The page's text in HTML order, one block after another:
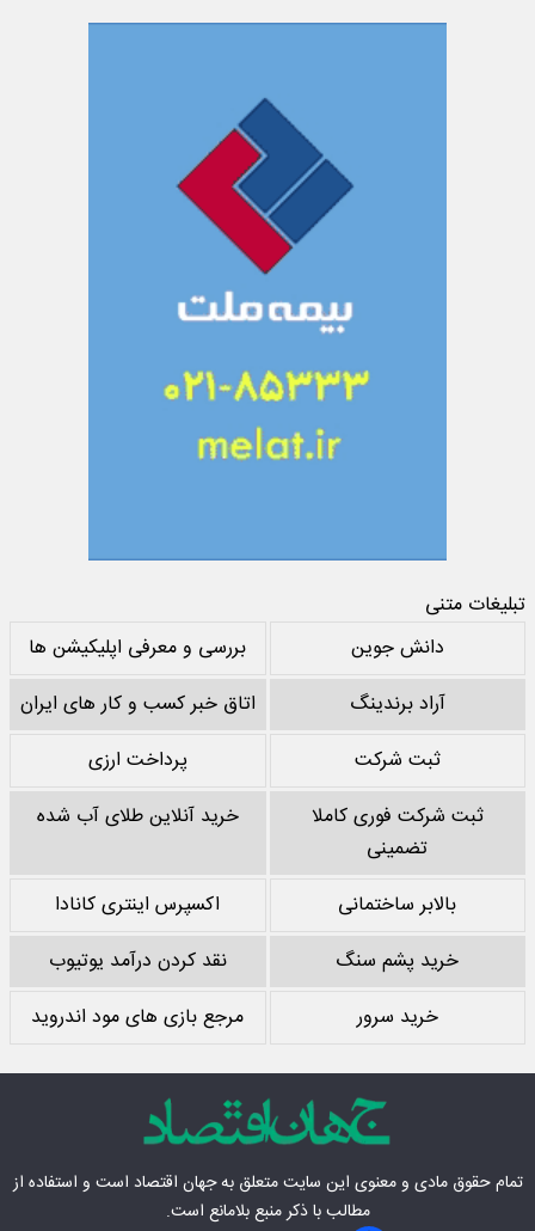
تبلیغات متنی
دانش جوین
بررسی و معرفی اپلیکیشن ها
آراد برندینگ
اتاق خبر کسب و کار های ایران
ثبت شرکت
پرداخت ارزی
ثبت شرکت فوری کاملا
تضمینی
خرید آنلاین طلای آب شده
بالابر ساختمانی
اکسپرس اینتری کانادا
خرید پشم سنگ
نقد کردن درآمد یوتیوب
خرید سرور
مرجع بازی های مود اندروید
تمام حقوق مادی‌ و معنوی این سایت متعلق بهجهان اقتصاد است و استفاده از
مطالب با ذکر منبع بلامانع است.